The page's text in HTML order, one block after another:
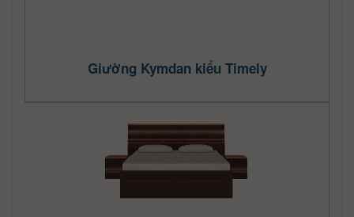
Giường Kymdan kiểu Timely